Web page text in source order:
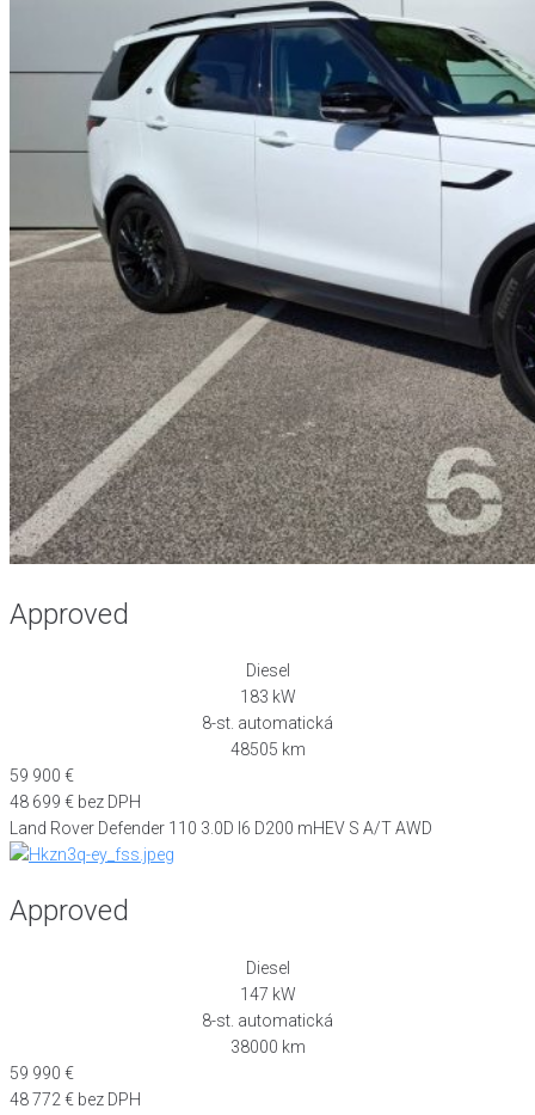
Approved
Diesel
183 kW
8-st. automatická
48505 km
59 900 €
48 699 € bez DPH
Land Rover Defender 110 3.0D I6 D200 mHEV S A/T AWD
Approved
Diesel
147 kW
8-st. automatická
38000 km
59 990 €
48 772 € bez DPH